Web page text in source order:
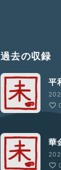
過去の収録
平
華